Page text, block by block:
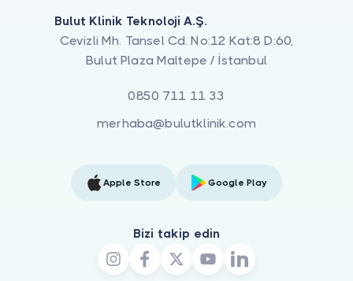
Bulut Klinik Teknoloji A.Ş.
Cevizli Mh. Tansel Cd. No:12 Kat:8 D:60,
Bulut Plaza Maltepe / İstanbul
0850 711 11 33
merhaba@bulutklinik.com
Apple Store Google Play
Bizi takip edin